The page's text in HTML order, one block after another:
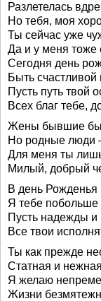
Разлетелась
Но тебя, моя
Ты сейчас уже
Да и у меня тоже
Сегодня день
Быть
Пусть путь твой
Всех благ тебе,
Жены бывшие
Но родные люди
Для меня ты
Милый, добрый
В день
Я тебе побольше
Пусть надежды и
Все твои
Ты как прежде
Статная и
Я желаю
Жизни